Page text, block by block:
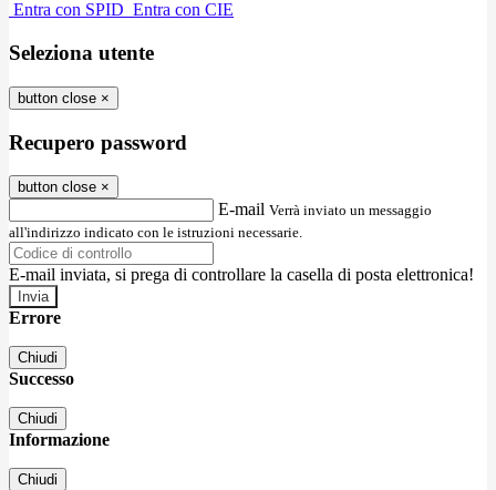
Entra con SPID Entra con CIE
Seleziona utente
button close ×
Recupero password
button close ×
E-mail Verrà inviato un messaggio
all'indirizzo indicato con le istruzioni necessarie.
E-mail inviata, si prega di controllare la casella di posta elettronica!
Errore
Chiudi
Successo
Chiudi
Informazione
Chiudi